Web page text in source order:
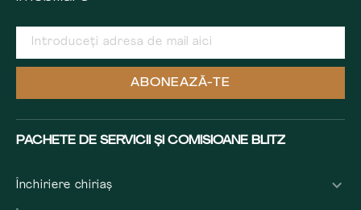
ABONEAZĂ-TE
PACHETE DE SERVICII ȘI COMISIOANE BLITZ
Închiriere chiriaș